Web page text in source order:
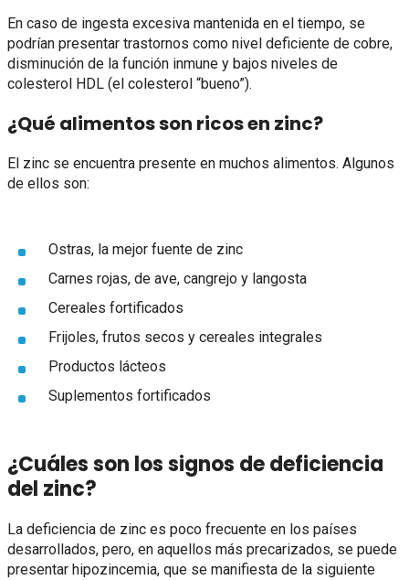
En caso de ingesta excesiva mantenida en el tiempo, se
podrían presentar trastornos como nivel deficiente de cobre,
disminución de la función inmune y bajos niveles de
colesterol HDL (el colesterol “bueno”).
¿Qué alimentos son ricos en zinc?
El zinc se encuentra presente en muchos alimentos. Algunos
de ellos son:
Ostras, la mejor fuente de zinc
Carnes rojas, de ave, cangrejo y langosta
Cereales fortificados
Frijoles, frutos secos y cereales integrales
Productos lácteos
Suplementos fortificados
¿Cuáles son los signos de deficiencia
del zinc?
La deficiencia de zinc es poco frecuente en los países
desarrollados, pero, en aquellos más precarizados, se puede
presentar hipozincemia, que se manifiesta de la siguiente